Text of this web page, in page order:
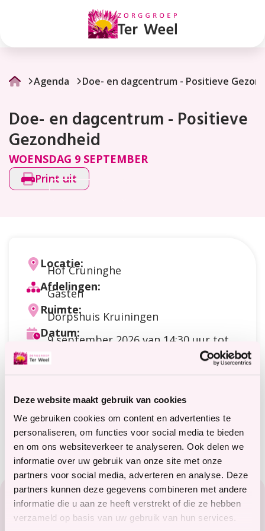
Deze website maakt gebruik van cookies
We gebruiken cookies om content en advertenties te
personaliseren, om functies voor social media te bieden
en om ons websiteverkeer te analyseren. Ook delen we
informatie over uw gebruik van onze site met onze
partners voor social media, adverteren en analyse. Deze
partners kunnen deze gegevens combineren met andere
informatie die u aan ze heeft verstrekt of die ze hebben
verzameld op basis van uw gebruik van hun services.
Positieve
Gezondheid
Agenda Doe- en dagcentrum - Positieve
Doe- en dagcentrum - Positieve
Gezondheid
WOENSDAG 9 SEPTEMBER
Print uit
Locatie:
Hof Cruninghe
Afdelingen:
Gasten
Ruimte:
Dorpshuis Kruiningen
Datum:
9 september 2026van 14:30 uur tot
16:00 uur
Doelgroep:
Gasten
Soort activiteit:
Praten / contact / ontmoeting
Meer informatie?
terweelactief@terweel.nl
Footer
Zorg in het Zeeuwse hart